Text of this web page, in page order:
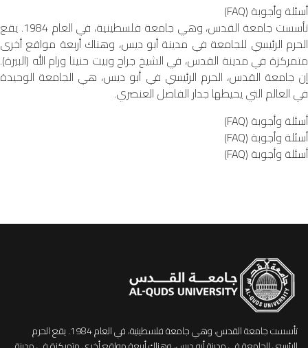
أسئلة وأجوبة (FAQ)
تأسست جامعة القدس، وهي جامعة فلسطينية، في العام 1984. يقع
الحرم الرئيسي للجامعة في مدينة أبو ديس، وهناك أربعة مواقع أخرى
متمركزة في مدينة القدس، في الشيخ جراح وبيت حنينا ورام الله (البيرة).
إن جامعة القدس، الحرم الرئيسي في أبو ديس، هي الجامعة الوحيدة
في العالم التي يحيطها جدار الفاصل العنصري.
أسئلة وأجوبة (FAQ)
أسئلة وأجوبة (FAQ)
أسئلة وأجوبة (FAQ)
تأسست جامعة القدس، وهي جامعة فلسطينية، في العام 1984. يقع الحرم